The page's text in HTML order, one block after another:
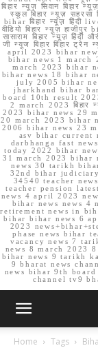
बिहार न्यूज़ सिवान बिहार
स्कूल बिहार न्यूज़ सहरसा
bihar बिहार न्यूज़ हिंदी live
वीडियो बिहार न्यूज़ हाजीपुर
सासाराम बिहार न्यूज़ हिंदी
जी न्यूज बिहार बिहार
april 2023 bihar
bihar news 1 march
march 2023 bihar
bihar news 18 bihar
july 2005 bihar
jharkhand bihar
board 10th result
2 march 2023 बिहार
2023 bihar news 29
20 march 2023 bihar
2006 bihar news 23
asv bihar current
darbhanga fast
today 2022 bihar
31 march 2023 bihar
news 30 tarikh
32nd bihar
34540 teacher
teacher pension
news 4 april 2023
bihar news news 4
retirement news in
bihar bihar news 6
2023
phase news bihar
vacancy news 7
news 8 march 2023
bihar news 9 tarikh ka
9 bharat news
news bihar 9th
channel tv9
Home Tags